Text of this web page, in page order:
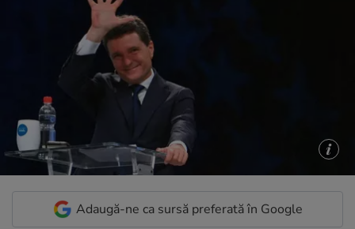
Adaugă-ne ca sursă preferată în Google